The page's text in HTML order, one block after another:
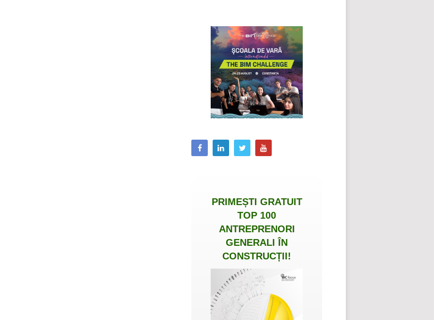
PRIMEȘTI GRATUIT
TOP 100
ANTREPRENORI
GENERALI ÎN
CONSTRUCȚII!